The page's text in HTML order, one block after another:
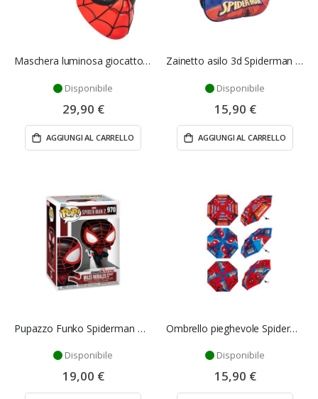
Maschera luminosa giocattolo Spiderman - Hasbro
Disponibile
29,90 €
AGGIUNGI AL CARRELLO
Zainetto asilo 3d Spiderman mono scomparto
Disponibile
15,90 €
AGGIUNGI AL CARRELLO
Pupazzo Funko Spiderman Miles Morales - Funko Pop
Disponibile
19,00 €
Ombrello pieghevole Spiderman
Disponibile
15,90 €